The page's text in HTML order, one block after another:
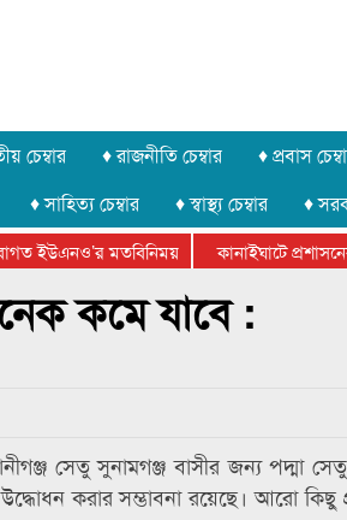
চেম্বার ♦ রাজনীতি চেম্বার ♦ প্রবাস
♦ সাহিত্য চেম্বার ♦ স্বাস্থ্য চেম্বার ♦
ইউএনও’র মতবিনিময় কানাইঘাটে
সম্পন্নকমে যাবে :
সেতু সুনামগঞ্জ বাসীর জন্য পদ্মা
করার সম্ভাবনা রয়েছে। আরো কিছু